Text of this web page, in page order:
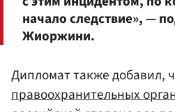
начало следствие», —
Жиоржини.
Дипломат также добавил,
правоохранительных